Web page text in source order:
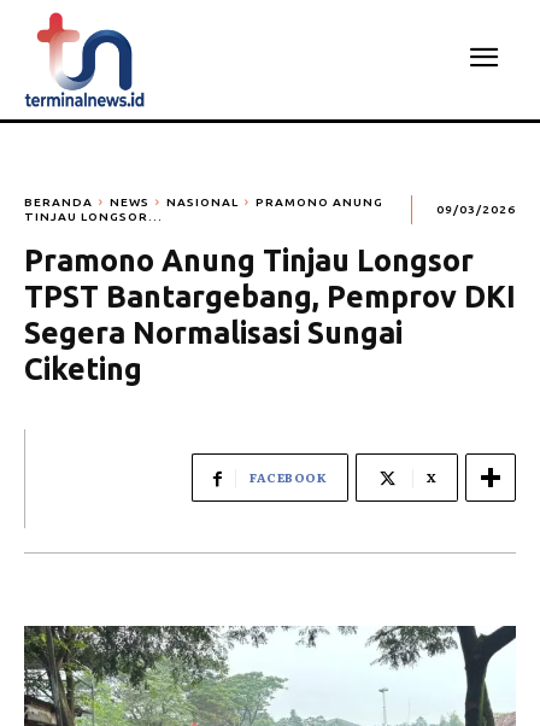
BERANDA NEWS NASIONAL
PRAMONO ANUNG
TINJAU LONGSOR...
09/03/2026
Pramono Anung Tinjau Longsor
TPST Bantargebang, Pemprov DKI
Segera Normalisasi Sungai
Ciketing
FACEBOOK X